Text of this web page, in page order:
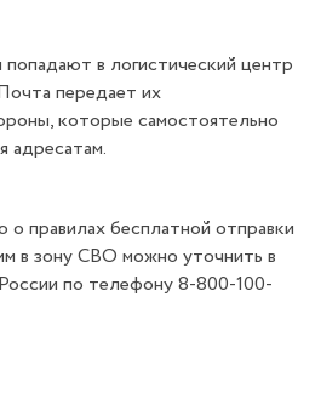
в логистический центр
передает их
которые самостоятельно
адресатам.
правилах бесплатной отправки
в зону СВО можно уточнить в
по телефону 8-800-100-